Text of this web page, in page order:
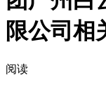
限公司相
阅读